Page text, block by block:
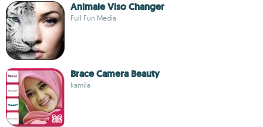
Animale Viso Changer
Full Fun Media
Brace Camera Beauty
kamila